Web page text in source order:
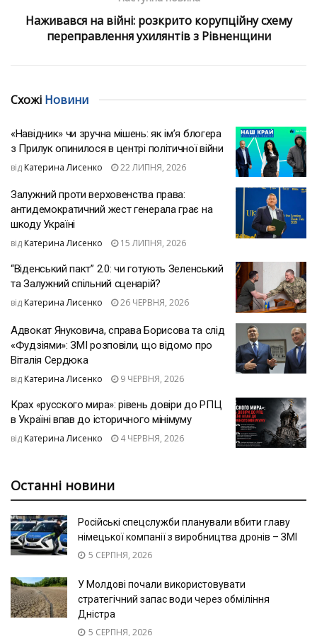
Наживався на війні: розкрито корупційну схему
переправлення ухилянтів з Рівненщини
Схожі Новини
«Навідник» чи зручна мішень: як ім’я блогера
з Прилук опинилося в центрі політичної війни
від Катерина Лисенко 22 ЛИПНЯ, 2026
Залужний проти верховенства права:
антидемократичний жест генерала грає на
шкоду Україні
від Катерина Лисенко 15 ЛИПНЯ, 2026
“Віденський пакт” 2.0: чи готують Зеленський
та Залужний спільний сценарій?
від Катерина Лисенко 26 ЧЕРВНЯ, 2026
Адвокат Януковича, справа Борисова та слід
«Фудзіями»: ЗМІ розповіли, що відомо про
Віталія Сердюка
від Катерина Лисенко 9 ЧЕРВНЯ, 2026
Крах «русского мира»: рівень довіри до РПЦ
в Україні впав до історичного мінімуму
від Катерина Лисенко 4 ЧЕРВНЯ, 2026
Останні новини
Російські спецслужби планували вбити главу
німецької компанії з виробництва дронів – ЗМІ
5 СЕРПНЯ, 2026
У Молдові почали використовувати
стратегічний запас води через обміління
Дністра
5 СЕРПНЯ, 2026